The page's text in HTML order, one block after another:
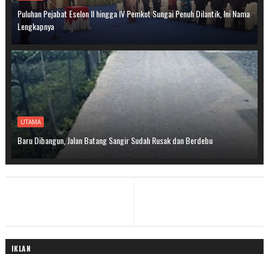
Puluhan Pejabat Eselon II hingga IV Pemkot Sungai Penuh Dilantik, Ini Nama
Lengkapnya
UTAMA
Baru Dibangun, Jalan Batang Sangir Sudah Rusak dan Berdebu
IKLAN